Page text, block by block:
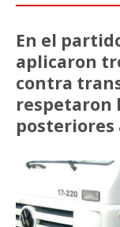
En el
aplicaron
contra
respetaron